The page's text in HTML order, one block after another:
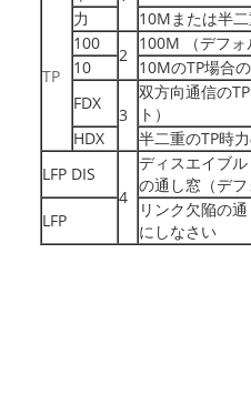
TP
力
10Mまたは半
100
2
100M （デフォ
10
10MのTP場合
FDX
3
双方向通信の
ト）
HDX
半二重のTP時
LFP DIS
4
ディスエイブ
の通し窓（デフ
LFP
リンク欠陥の
にしなさい